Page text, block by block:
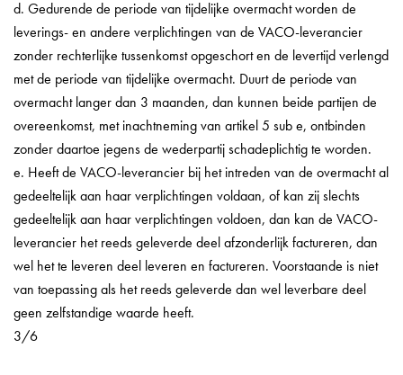
d. Gedurende de periode van tijdelijke overmacht worden de
leverings- en andere verplichtingen van de VACO-leverancier
zonder rechterlijke tussenkomst opgeschort en de levertijd verlengd
met de periode van tijdelijke overmacht. Duurt de periode van
overmacht langer dan 3 maanden, dan kunnen beide partijen de
overeenkomst, met inachtneming van artikel 5 sub e, ontbinden
zonder daartoe jegens de wederpartij schadeplichtig te worden.
e. Heeft de VACO-leverancier bij het intreden van de overmacht al
gedeeltelijk aan haar verplichtingen voldaan, of kan zij slechts
gedeeltelijk aan haar verplichtingen voldoen, dan kan de VACO-
leverancier het reeds geleverde deel afzonderlijk factureren, dan
wel het te leveren deel leveren en factureren. Voorstaande is niet
van toepassing als het reeds geleverde dan wel leverbare deel
geen zelfstandige waarde heeft.
3/6